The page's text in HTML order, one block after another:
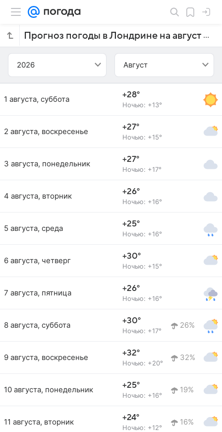
Прогноз погоды в Лондрине на август 2026 года
2026 Август
1 августа, суббота +28°
Ночью: +13°
2 августа, воскресенье +27°
Ночью: +15°
3 августа, понедельник +27°
Ночью: +17°
4 августа, вторник +26°
Ночью: +16°
5 августа, среда +25°
Ночью: +16°
6 августа, четверг +30°
Ночью: +15°
7 августа, пятница +26°
Ночью: +16°
8 августа, суббота +30°
Ночью: +17°
26%
9 августа, воскресенье +32°
Ночью: +20°
32%
10 августа, понедельник +25°
Ночью: +16°
19%
11 августа, вторник +24°
Ночью: +12°
16%